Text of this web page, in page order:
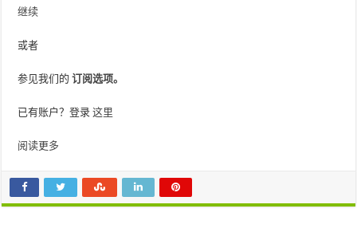
继续
或者
参见我们的订阅选项。
已有账户？登录这里
阅读更多